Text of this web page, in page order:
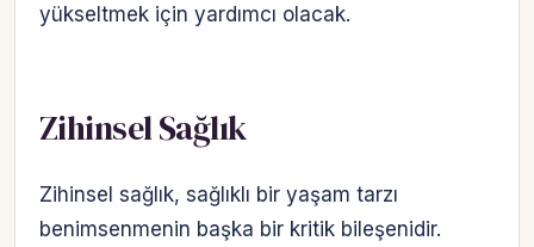
yükseltmek için yardımcı olacak.
Zihinsel Sağlık
Zihinsel sağlık, sağlıklı bir yaşam tarzı
benimsenmenin başka bir kritik bileşenidir.